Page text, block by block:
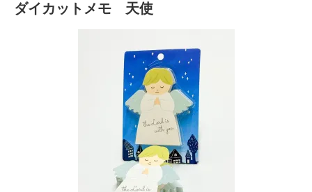
ダイカットメモ 天使